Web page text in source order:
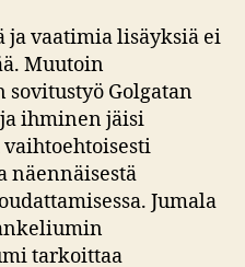
vaatimia lisäyksiä ei
Muutoin
Golgatan
ihminen jäisi
näennäisestä
Jumala
tarkoittaa